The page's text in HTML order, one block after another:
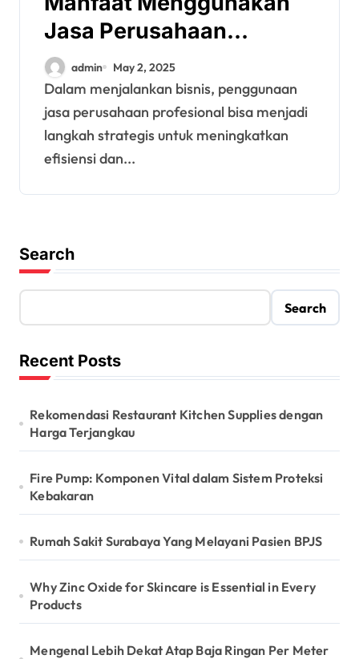
Jasa Perusahaan
Profesional untuk Bisnis
Anda
admin May 2, 2025
Dalam menjalankan bisnis, penggunaan
jasa perusahaan profesional bisa menjadi
langkah strategis untuk meningkatkan
efisiensi dan...
Search
Search
Recent Posts
Rekomendasi Restaurant Kitchen Supplies dengan
Harga Terjangkau
Fire Pump: Komponen Vital dalam Sistem Proteksi
Kebakaran
Rumah Sakit Surabaya Yang Melayani Pasien BPJS
Why Zinc Oxide for Skincare is Essential in Every
Products
Mengenal Lebih Dekat Atap Baja Ringan Per Meter